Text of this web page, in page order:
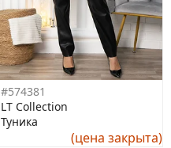
#574381
LT Collection
Туника
(цена закрыта)